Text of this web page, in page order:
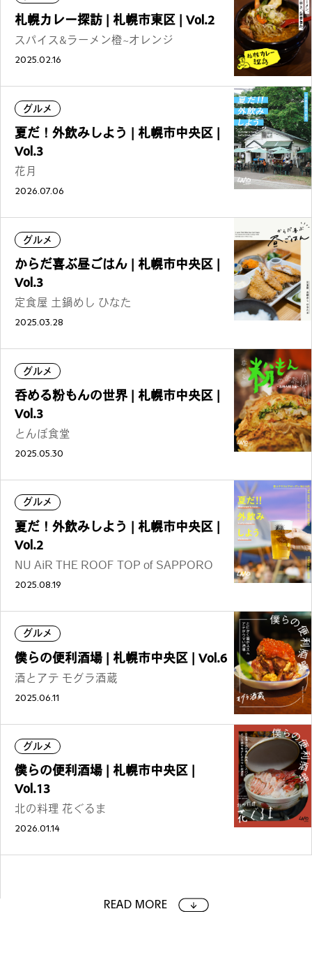
札幌カレー探訪 | 札幌市東区 | Vol.2
スパイス&ラーメン橙~オレンジ
2025.02.16
グルメ
夏だ！外飲みしよう | 札幌市中央区 |
Vol.3
花月
2026.07.06
グルメ
からだ喜ぶ昼ごはん | 札幌市中央区 |
Vol.3
定食屋 土鍋めし ひなた
2025.03.28
グルメ
呑める粉もんの世界 | 札幌市中央区 |
Vol.3
とんぼ食堂
2025.05.30
グルメ
夏だ！外飲みしよう | 札幌市中央区 |
Vol.2
NU AiR THE ROOF TOP of SAPPORO
2025.08.19
グルメ
僕らの便利酒場 | 札幌市中央区 | Vol.6
酒とアテ モグラ酒蔵
2025.06.11
グルメ
僕らの便利酒場 | 札幌市中央区 |
Vol.13
北の料理 花ぐるま
2026.01.14
READ MORE